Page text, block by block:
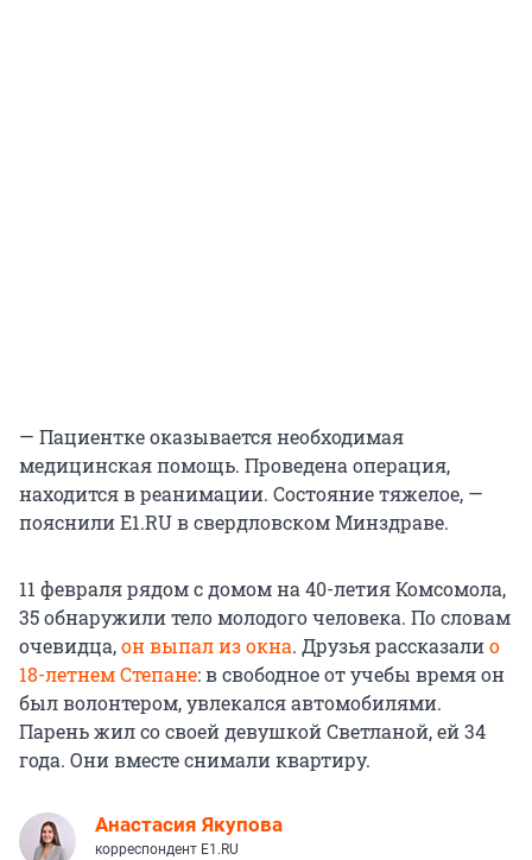
— Пациентке оказывается необходимая
медицинская помощь. Проведена операция,
находится в реанимации. Состояние тяжелое, —
пояснили E1.RU в свердловском Минздраве.
11 февраля рядом с домом на 40-летия Комсомола,
35 обнаружили тело молодого человека. По словам
очевидца,он выпал из окна. Друзья рассказалио
18-летнем Степане: в свободное от учебы время он
был волонтером, увлекался автомобилями.
Парень жил со своей девушкой Светланой, ей 34
года. Они вместе снимали квартиру.
Анастасия Якупова
корреспондент E1.RU